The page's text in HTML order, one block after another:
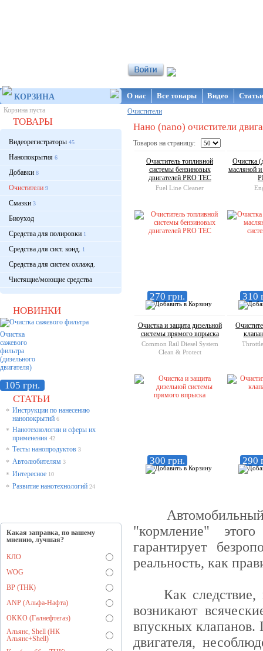
КОРЗИНА
Корзина пуста
ТОВАРЫ
Видеорегистраторы 45
Нанопокрытия 6
Добавки 8
Очистители 9
Смазки 3
Биоуход
Средства для полировки 1
Средства для сист. конд. 1
Средства для систем охлажд.
Чистящие/моющие средства
НОВИНКИ
Очистка
сажевого
фильтра
(дизельного
двигателя)
105 грн.
СТАТЬИ
* Инструкции по нанесению
нанопокрытий 6
* Нанотехнологии и сферы их
применения 42
* Тесты нанопродуктов 3
* Автолюбителям 3
* Интересное 10
* Развитие нанотехнологий 24
Какая заправка, по вашему
мнению, лучшая?
КЛО
WOG
BP (ТНК)
ANP (Альфа-Нафта)
OKKO (Галнефтегаз)
Альянс, Shell (НК
Альянс+Shell)
О нас Все товары Видео
Очистители
Нано (nano) очистители
Товаров на страницу:
Очиститель топливной
системы бензиновых
двигателей PRO TEC
Fuel Line Cleaner
270 грн.
Очистка
масляной и
310
Очистка и защита дизельной
системы прямого впрыска
Common Rail Diesel System
Clean & Protect
300 грн. 290
Автомобильный
"кормление"
гарантирует
реальность, как
Как следствие, в
возникают
впускных клапанов.
двигателя,